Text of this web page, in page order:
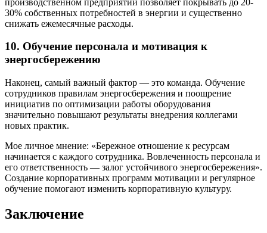
30% собственных потребностей в энергии и существенно
снижать ежемесячные расходы.
10. Обучение персонала и мотивация к
энергосбережению
Наконец, самый важный фактор — это команда. Обучение
сотрудников правилам энергосбережения и поощрение
инициатив по оптимизации работы оборудования
значительно повышают результаты внедрения коллегами
новых практик.
Мое личное мнение: «Бережное отношение к ресурсам
начинается с каждого сотрудника. Вовлеченность персонала и
его ответственность — залог устойчивого энергосбережения».
Создание корпоративных программ мотивации и регулярное
обучение помогают изменить корпоративную культуру.
Заключение